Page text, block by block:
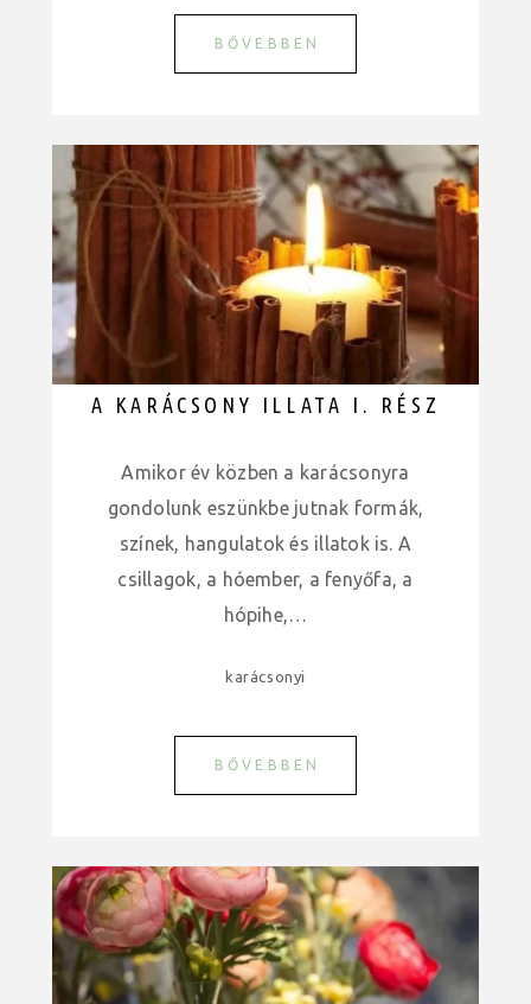
BŐVEBBEN
A KARÁCSONY ILLATA I. RÉSZ
Amikor év közben a karácsonyra
gondolunk eszünkbe jutnak formák,
színek, hangulatok és illatok is. A
csillagok, a hóember, a fenyőfa, a
hópihe,…
karácsonyi
BŐVEBBEN